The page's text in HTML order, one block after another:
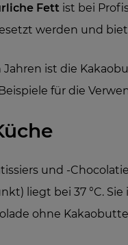
Fett ist bei
werden und
Jahren ist die
für die
und -
liegt bei 37 °C.
ohne